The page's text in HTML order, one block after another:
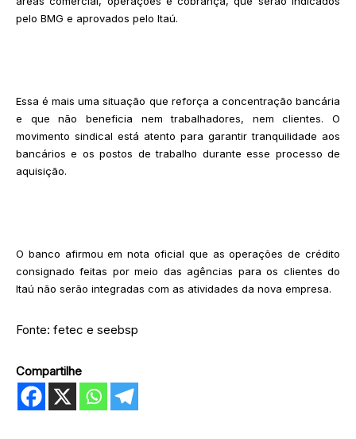
pelo BMG e aprovados pelo Itaú.
Essa é mais uma situação que reforça a concentração bancária
e que não beneficia nem trabalhadores, nem clientes. O
movimento sindical está atento para garantir tranquilidade aos
bancários e os postos de trabalho durante esse processo de
aquisição.
O banco afirmou em nota oficial que as operações de crédito
consignado feitas por meio das agências para os clientes do
Itaú não serão integradas com as atividades da nova empresa.
Fonte: fetec e seebsp
Compartilhe